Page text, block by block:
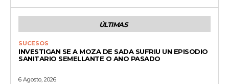
ÚLTIMAS
SUCESOS
INVESTIGAN SE A MOZA DE SADA SUFRIU UN EPISODIO
SANITARIO SEMELLANTE O ANO PASADO
6 Agosto, 2026